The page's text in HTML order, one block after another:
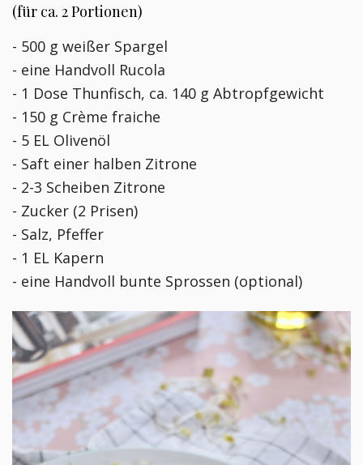
(für ca. 2 Portionen)
- 500 g weißer Spargel
- eine Handvoll Rucola
- 1 Dose Thunfisch, ca. 140 g Abtropfgewicht
- 150 g Crème fraiche
- 5 EL Olivenöl
- Saft einer halben Zitrone
- 2-3 Scheiben Zitrone
- Zucker (2 Prisen)
- Salz, Pfeffer
- 1 EL Kapern
- eine Handvoll bunte Sprossen (optional)